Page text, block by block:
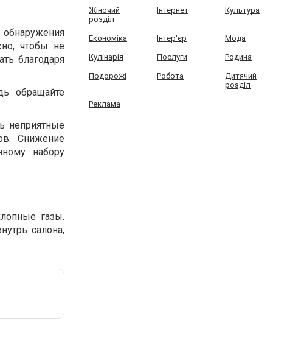
чтобы не
благодаря
обращайте
неприятные
Снижение
набору
газы.
салона,
Жіночий
розділ
Інтернет Культура
Економіка Інтер'єр Мода
Кулінарія Послуги Родина
Подорожі Робота
Дитячий
розділ
Реклама